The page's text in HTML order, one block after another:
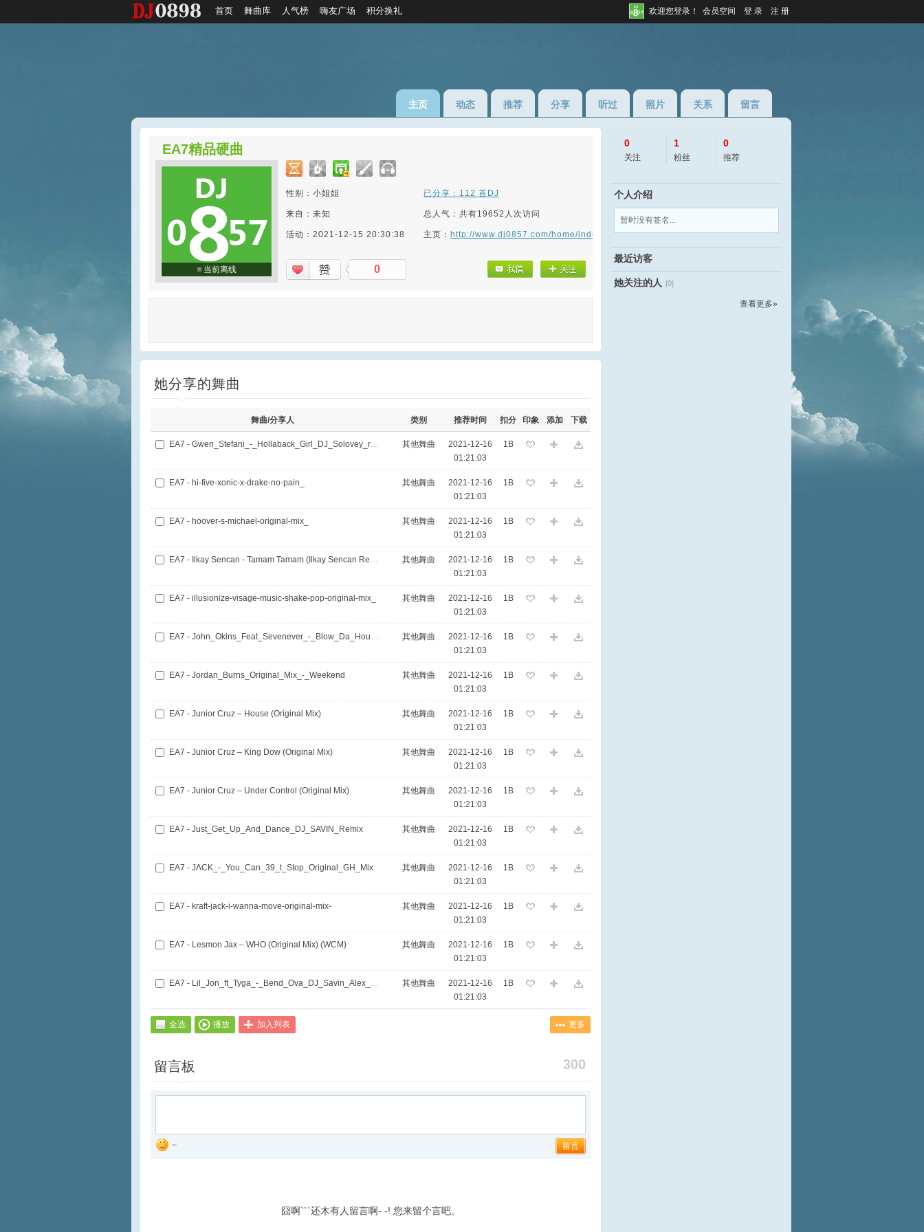
首页 舞曲库 人气榜 嗨友广场 积分换礼 欢迎您登录！ 会员空间 登 录 注 册
主页 动态 推荐 分享 听过 照片 关系 留言
EA7精品硬曲
当前离线
性别：小姐姐 已分享：112 首DJ
来自：未知 总人气：共有19652人次访问
活动：2021-12-15 20:30:38 主页： http://www.dj0857.com/home/index/EAR7
0
她分享的舞曲
舞曲/分享人 类别 推荐时间 扣分 印象 添加 下载
EA7 - Gwen_Stefani_-_Hollaback_Girl_DJ_Solovey_remix 其他舞曲
2021-12-16
01:21:03
1B
EA7 - hi-five-xonic-x-drake-no-pain_ 其他舞曲
2021-12-16
01:21:03
1B
EA7 - hoover-s-michael-original-mix_ 其他舞曲
2021-12-16
01:21:03
1B
EA7 - Ilkay Sencan - Tamam Tamam (Ilkay Sencan Remix) 其他舞曲
2021-12-16
01:21:03
1B
EA7 - illusionize-visage-music-shake-pop-original-mix_ 其他舞曲
2021-12-16
01:21:03
1B
EA7 - John_Okins_Feat_Sevenever_-_Blow_Da_House_Original_Mix 其他舞曲
2021-12-16
01:21:03
1B
EA7 - Jordan_Burns_Original_Mix_-_Weekend 其他舞曲
2021-12-16
01:21:03
1B
EA7 - Junior Cruz – House (Original Mix) 其他舞曲
2021-12-16
01:21:03
1B
EA7 - Junior Cruz – King Dow (Original Mix) 其他舞曲
2021-12-16
01:21:03
1B
EA7 - Junior Cruz – Under Control (Original Mix) 其他舞曲
2021-12-16
01:21:03
1B
EA7 - Just_Get_Up_And_Dance_DJ_SAVIN_Remix 其他舞曲
2021-12-16
01:21:03
1B
EA7 - JΛCK_-_You_Can_39_t_Stop_Original_GH_Mix 其他舞曲
2021-12-16
01:21:03
1B
EA7 - kraft-jack-i-wanna-move-original-mix- 其他舞曲
2021-12-16
01:21:03
1B
EA7 - Lesmon Jax – WHO (Original Mix) (WCM) 其他舞曲
2021-12-16
01:21:03
1B
EA7 - Lil_Jon_ft_Tyga_-_Bend_Ova_DJ_Savin_Alex_Pushkare 其他舞曲
2021-12-16
01:21:03
1B
全选 播放 加入列表 更多
留言板 300
留言
囧啊```还木有人留言啊- -! 您来留个言吧。
0
关注
1
粉丝
0
推荐
个人介绍
◆
◆
暂时没有签名...
最近访客
她关注的人 [0]
查看更多»